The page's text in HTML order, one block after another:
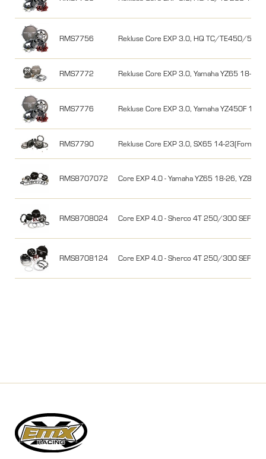
RMS7756 Rekluse Core EXP 3.0, HQ TC/TE450/510
RMS7772 Rekluse Core EXP 3.0, Yamaha YZ65 18-
RMS7776 Rekluse Core EXP 3.0, Yamaha YZ450F
RMS7790 Rekluse Core EXP 3.0, SX65 14-
RMS8707072 Core EXP 4.0 - Yamaha YZ65 18-26, YZ85
RMS8708024 Core EXP 4.0 - Sherco 4T 250/300 SEF
RMS8708124 Core EXP 4.0 - Sherco 4T 250/300 SEF